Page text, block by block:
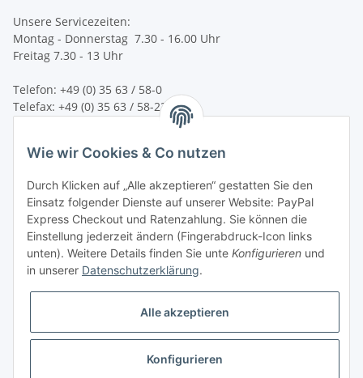
Unsere Servicezeiten:
Montag - Donnerstag 7.30 - 16.00 Uhr
Freitag 7.30 - 13 Uhr
Telefon: +49 (0) 35 63 / 58-0
Telefax: +49 (0) 35 63 / 58-231
service@bsn-spremberg.de
Wir versenden mit:
Ihre Zahlmöglichkeiten:
Wie wir Cookies & Co nutzen
Durch Klicken auf „Alle akzeptieren“ gestatten Sie den
Einsatz folgender Dienste auf unserer Website: PayPal
Express Checkout und Ratenzahlung. Sie können die
Einstellung jederzeit ändern (Fingerabdruck-Icon links
unten). Weitere Details finden Sie unte Konfigurieren und
in unserer Datenschutzerklärung.
Alle akzeptieren
Konfigurieren